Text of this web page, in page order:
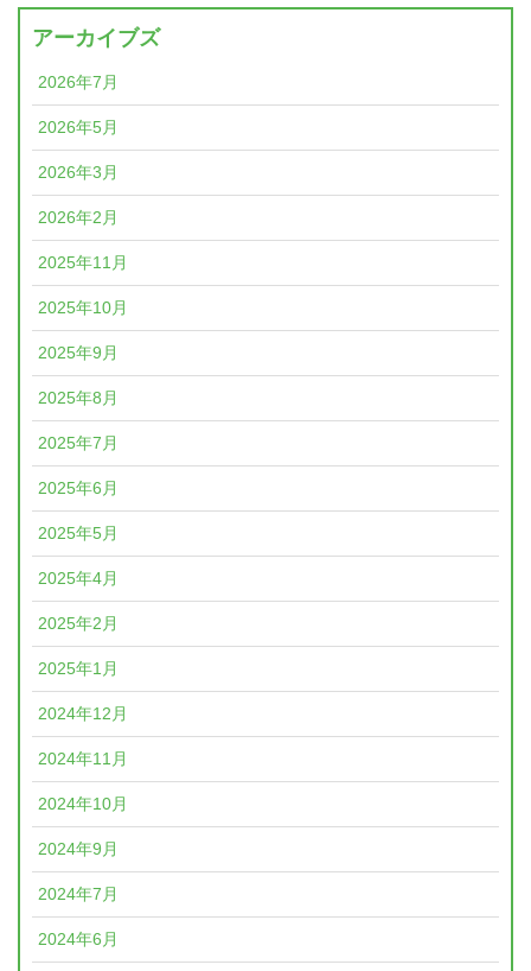
アーカイブズ
2026年7月
2026年5月
2026年3月
2026年2月
2025年11月
2025年10月
2025年9月
2025年8月
2025年7月
2025年6月
2025年5月
2025年4月
2025年2月
2025年1月
2024年12月
2024年11月
2024年10月
2024年9月
2024年7月
2024年6月